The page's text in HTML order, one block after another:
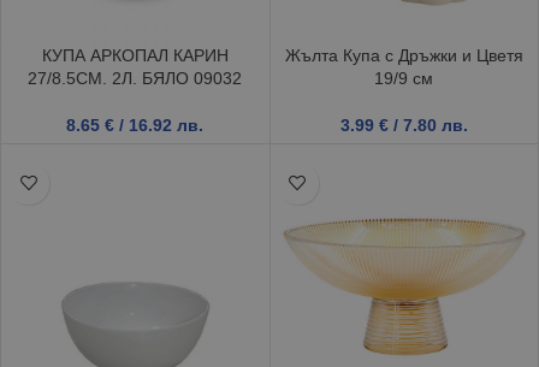
КУПА АРКОПАЛ КАРИН
27/8.5СМ. 2Л. БЯЛО 09032
8.65€ / 16.92 лв.
Жълта Купа с Дръжки и Цветя
19/9 см
3.99 € / 7.80 лв.